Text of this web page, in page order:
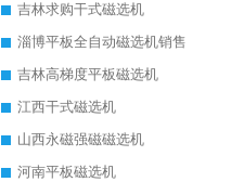
吉林求购干式磁选机
淄博平板全自动磁选机销售
吉林高梯度平板磁选机
江西干式磁选机
山西永磁强磁磁选机
河南平板磁选机